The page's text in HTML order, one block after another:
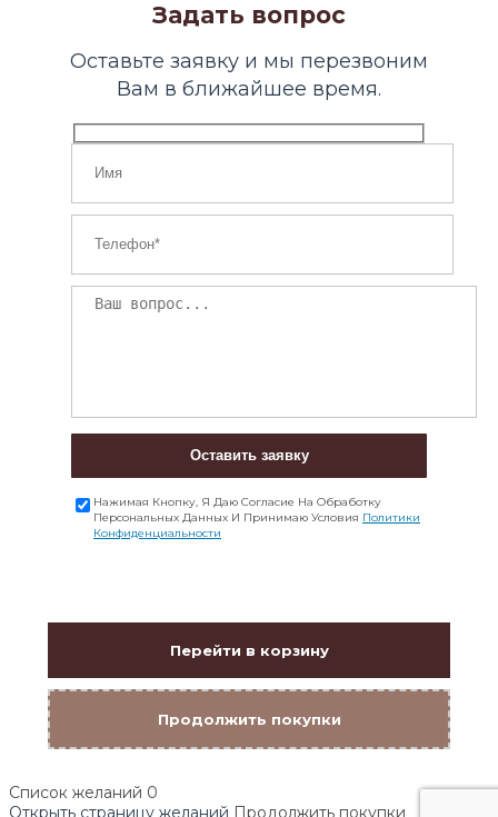
Задать вопрос
Оставьте заявку и мы перезвоним
Вам в ближайшее время.
Оставить заявку
Нажимая Кнопку, Я Даю Согласие На Обработку
Персональных Данных И Принимаю Условия Политики
Конфиденциальности
Перейти в корзину
Продолжить покупки
Список желаний 0
Открыть страницу желаний Продолжить покупки